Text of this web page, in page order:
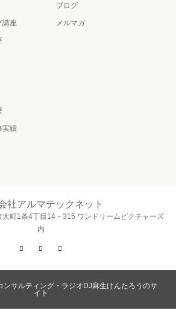
講座
ブログ
メルマガ
実績
社アルマテックネット
町1条4丁目14－315 ワンドリームピクチャーズ
内
Twitter
Facebook
ンサルティング・ラジオDJ麻生けんたろうのサ
イト